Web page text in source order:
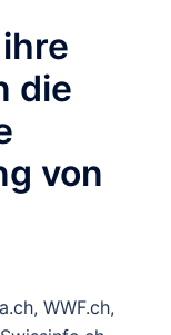
die
von
WWF.ch,